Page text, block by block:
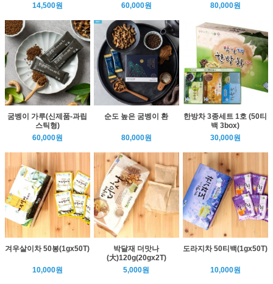
14,500원
60,000원
80,000원
굼벵이 가루(신제품-과립
스틱형)
60,000원
순도 높은 굼벵이 환
80,000원
한방차 3종세트 1호 (50티
백 3box)
30,000원
겨우살이차 50봉(1gx50T)
10,000원
박달재 더맛나
(大)120g(20gx2T)
5,000원
도라지차 50티백(1gx50T)
10,000원